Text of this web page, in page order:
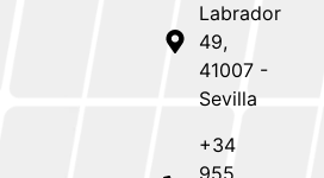
Labrador
49,
41007 -
Sevilla
+34
955